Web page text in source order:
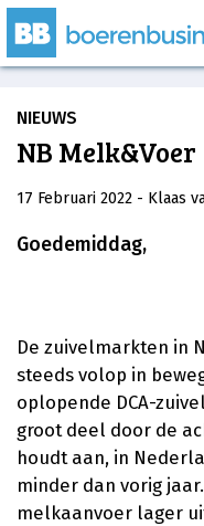
NIEUWS
NB Melk&Voer
17 Februari 2022 - Klaas
Goedemiddag,
De zuivelmarkten in
steeds volop in
oplopende DCA-
groot deel door de
houdt aan, in
minder dan vorig
melkaanvoer lager